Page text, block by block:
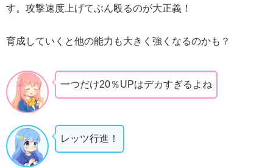
す。攻撃速度上げてぶん殴るのが大正義！
育成していくと他の能力も大きく強くなるのかも？
一つだけ20％UPはデカすぎるよね
レッツ行進！